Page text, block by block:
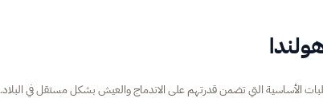
الأساسية التي تضمن قدرتهم على الاندماج والعيش بشكل مستقل في البلاد.